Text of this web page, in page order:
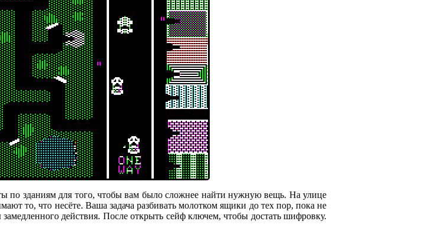
зданиям для того, чтобы вам было сложнее найти нужную вещь. На улице
то, что несёте. Ваша задача разбивать молотком ящики до тех пор, пока не
действия. После открыть сейф ключем, чтобы достать шифровку.